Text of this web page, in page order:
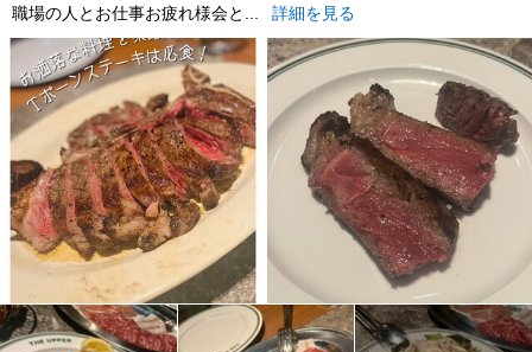
職場の人とお仕事お疲れ様会と...
詳細を見る